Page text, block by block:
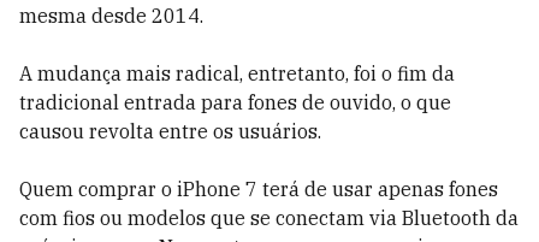
mesma desde 2014.
A mudança mais radical, entretanto, foi o fim da
tradicional entrada para fones de ouvido, o que
causou revolta entre os usuários.
Quem comprar o iPhone 7 terá de usar apenas fones
com fios ou modelos que se conectam via Bluetooth da